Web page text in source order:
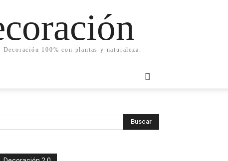
100% con plantas y naturaleza.